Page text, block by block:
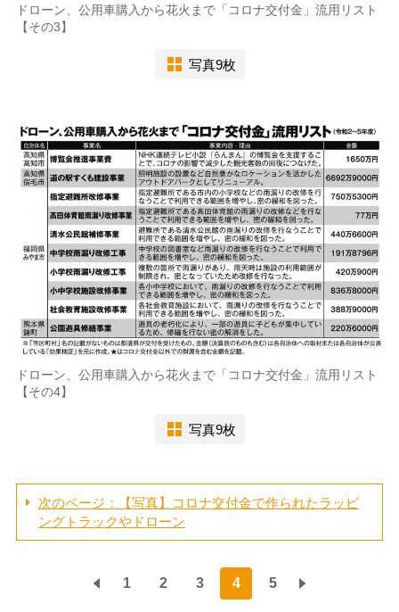
ドローン、公用車購入から花火まで「コロナ交付金」流用リスト
【その3】
写真9枚
ドローン、公用車購入から花火まで「コロナ交付金」流用リスト
【その4】
写真9枚
次のページ：【写真】コロナ交付金で作られたラッピ
ングトラックやドローン
1 2 3 4 5